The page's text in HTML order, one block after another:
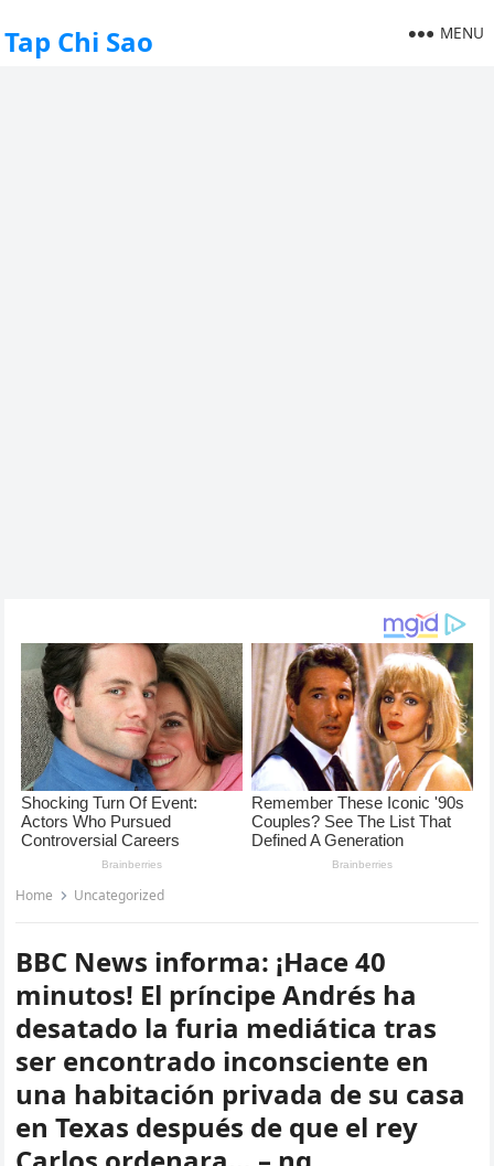
Tap Chi Sao MENU
Home Uncategorized
BBC News informa: ¡Hace 40
minutos! El príncipe Andrés ha
desatado la furia mediática tras
ser encontrado inconsciente en
una habitación privada de su casa
en Texas después de que el rey